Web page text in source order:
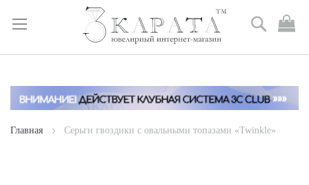
Skip
Content
Поиск
Главная Серьги гвоздики с овальными топазами «Twinkle»